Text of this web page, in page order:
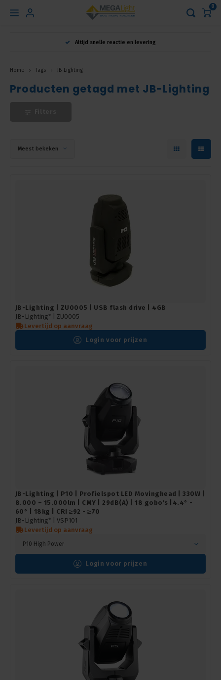
Hoofdmenu
Nederlands
Français
0
Altijd snelle reactie en levering
Home Tags JB-Lighting
Producten getagd met JB-Lighting
Meest bekeken
JB-Lighting | ZU0005 | USB flash drive | 4GB
JB-Lighting* | ZU0005
Levertijd op aanvraag
Login voor prijzen
JB-Lighting | P10 | Profielspot LED Movinghead | 330W |
8.000 – 15.000lm | CMY | 29dB(A) | 18 gobo's |4.4° -
60° | 18kg | CRI ≥92 - ≥70
JB-Lighting* | VSP101
Levertijd op aanvraag
P10 High Power
Login voor prijzen